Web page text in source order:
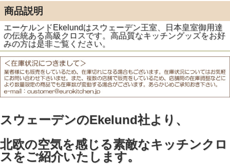
商品説明
エーケルンドEkelundはスウェーデン王室、日本皇室御用達
の伝統ある高級クロスです。高品質なキッチングッズをお好
みの方は是非ご覧ください。
スウェーデンのEkelund社より、
北欧の空気を感じる素敵なキッチンクロ
スをご紹介いたします。